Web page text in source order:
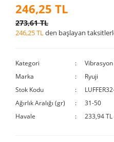
246,25 TL
273,61 TL
246,25 TLden başlayan
Kategori
Marka
Ryuji
Stok Kodu
Ağırlık Aralığı (gr)
31-50
Havale
233,94